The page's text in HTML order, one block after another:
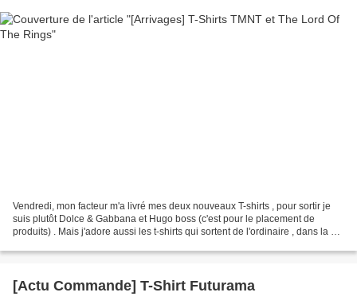
Vendredi, mon facteur m'a livré mes deux nouveaux T-shirts , pour sortir je
suis plutôt Dolce & Gabbana et Hugo boss (c'est pour le placement de
produits) . Mais j'adore aussi les t-shirts qui sortent de l'ordinaire , dans la vie
[Actu Commande] T-Shirt Futurama